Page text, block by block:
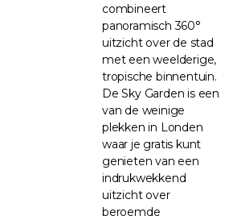
combineert
panoramisch 360°
uitzicht over de stad
met een weelderige,
tropische binnentuin.
De Sky Garden is een
van de weinige
plekken in Londen
waar je gratis kunt
genieten van een
indrukwekkend
uitzicht over
beroemde